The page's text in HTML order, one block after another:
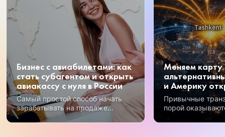
Бизнес с авиабилетами: как
стать субагентом и открыть
авиакассу с нуля в России
Самый простой способ начать
зарабатывать на продаже
авиабилетов – получение
субагентского статуса.
Меняем карту
и Америку
Привычные
порой
Но открываются
возможности, и